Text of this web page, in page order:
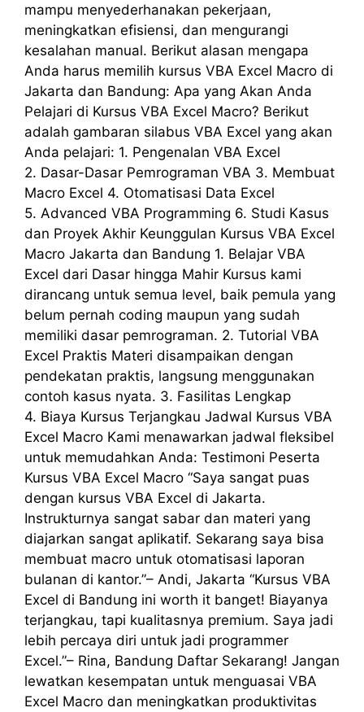
mampu menyederhanakan pekerjaan,
meningkatkan efisiensi, dan mengurangi
kesalahan manual. Berikut alasan mengapa
Anda harus memilih kursus VBA Excel Macro di
Jakarta dan Bandung: Apa yang Akan Anda
Pelajari di Kursus VBA Excel Macro? Berikut
adalah gambaran silabus VBA Excel yang akan
Anda pelajari: 1. Pengenalan VBA Excel
2. Dasar-Dasar Pemrograman VBA 3. Membuat
Macro Excel 4. Otomatisasi Data Excel
5. Advanced VBA Programming 6. Studi Kasus
dan Proyek Akhir Keunggulan Kursus VBA Excel
Macro Jakarta dan Bandung 1. Belajar VBA
Excel dari Dasar hingga Mahir Kursus kami
dirancang untuk semua level, baik pemula yang
belum pernah coding maupun yang sudah
memiliki dasar pemrograman. 2. Tutorial VBA
Excel Praktis Materi disampaikan dengan
pendekatan praktis, langsung menggunakan
contoh kasus nyata. 3. Fasilitas Lengkap
4. Biaya Kursus Terjangkau Jadwal Kursus VBA
Excel Macro Kami menawarkan jadwal fleksibel
untuk memudahkan Anda: Testimoni Peserta
Kursus VBA Excel Macro “Saya sangat puas
dengan kursus VBA Excel di Jakarta.
Instrukturnya sangat sabar dan materi yang
diajarkan sangat aplikatif. Sekarang saya bisa
membuat macro untuk otomatisasi laporan
bulanan di kantor.”– Andi, Jakarta “Kursus VBA
Excel di Bandung ini worth it banget! Biayanya
terjangkau, tapi kualitasnya premium. Saya jadi
lebih percaya diri untuk jadi programmer
Excel.”– Rina, Bandung Daftar Sekarang! Jangan
lewatkan kesempatan untuk menguasai VBA
Excel Macro dan meningkatkan produktivitas